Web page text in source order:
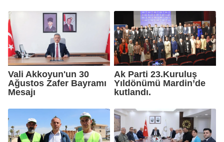
Vali Akkoyun'un 30
Ağustos Zafer Bayramı
Mesajı
Ak Parti 23.Kuruluş
Yıldönümü Mardin’de
kutlandı.